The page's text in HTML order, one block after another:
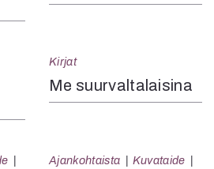
Kirjat
Me suurvaltalaisina
Ajankohtaista
Kuvataide